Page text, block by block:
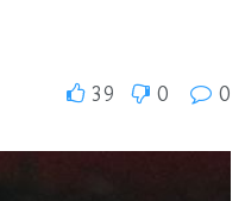
39 0 0